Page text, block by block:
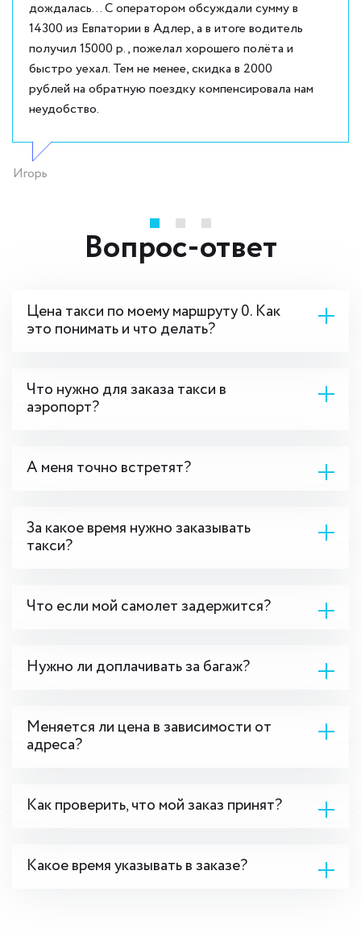
дождалась... С оператором обсуждали сумму в
14300 из Евпатории в Адлер, а в итоге водитель
получил 15000 р., пожелал хорошего полёта и
быстро уехал. Тем не менее, скидка в 2000
рублей на обратную поездку компенсировала нам
неудобство.
Игорь
Вопрос-ответ
Цена такси по моему маршруту 0. Как
это понимать и что делать?
Что нужно для заказа такси в
аэропорт?
А меня точно встретят?
За какое время нужно заказывать
такси?
Что если мой самолет задержится?
Нужно ли доплачивать за багаж?
Меняется ли цена в зависимости от
адреса?
Как проверить, что мой заказ принят?
Какое время указывать в заказе?